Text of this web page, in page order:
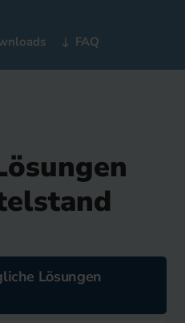
FAQ
Lösungen